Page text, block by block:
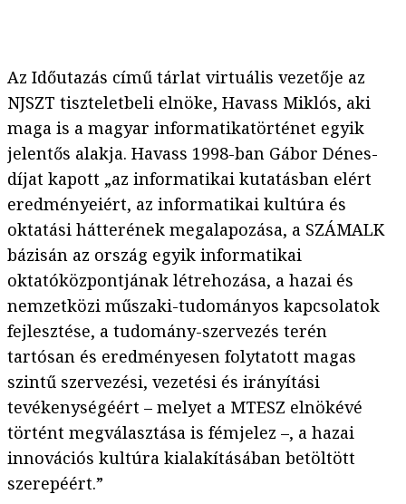
Az Időutazás című tárlat virtuális vezetője az
NJSZT tiszteletbeli elnöke, Havass Miklós, aki
maga is a magyar informatikatörténet egyik
jelentős alakja. Havass 1998-ban Gábor Dénes-
díjat kapott „az informatikai kutatásban elért
eredményeiért, az informatikai kultúra és
oktatási hátterének megalapozása, a SZÁMALK
bázisán az ország egyik informatikai
oktatóközpontjának létrehozása, a hazai és
nemzetközi műszaki-tudományos kapcsolatok
fejlesztése, a tudomány-szervezés terén
tartósan és eredményesen folytatott magas
szintű szervezési, vezetési és irányítási
tevékenységéért – melyet a MTESZ elnökévé
történt megválasztása is fémjelez –, a hazai
innovációs kultúra kialakításában betöltött
szerepéért.”